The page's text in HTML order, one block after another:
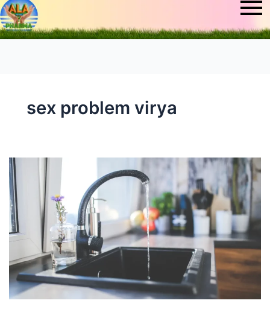
sex problem virya
Virya
Kaise
Badhaye
/
वीर्य
कैसे
वीर्य
बढ़ाने
के